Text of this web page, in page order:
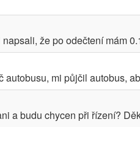
že po odečtení mám
mi půjčil autobus,
a budu chycen při řízení?